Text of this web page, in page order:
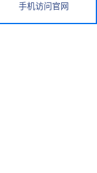
手机访问官网